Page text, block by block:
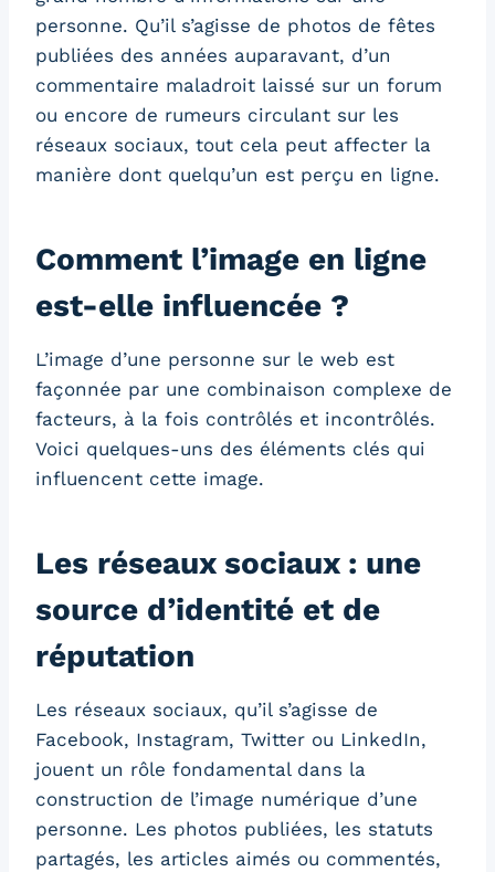
personne. Qu’il s’agisse de photos de fêtes
publiées des années auparavant, d’un
commentaire maladroit laissé sur un forum
ou encore de rumeurs circulant sur les
réseaux sociaux, tout cela peut affecter la
manière dont quelqu’un est perçu en ligne.
Comment l’image en ligne
est-elle influencée ?
L’image d’une personne sur le web est
façonnée par une combinaison complexe de
facteurs, à la fois contrôlés et incontrôlés.
Voici quelques-uns des éléments clés qui
influencent cette image.
Les réseaux sociaux : une
source d’identité et de
réputation
Les réseaux sociaux, qu’il s’agisse de
Facebook, Instagram, Twitter ou LinkedIn,
jouent un rôle fondamental dans la
construction de l’image numérique d’une
personne. Les photos publiées, les statuts
partagés, les articles aimés ou commentés,